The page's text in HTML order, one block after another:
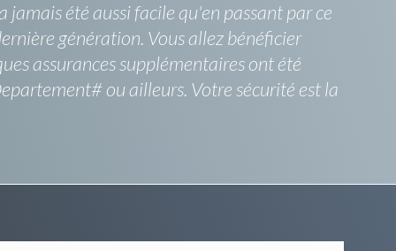
été aussi facile qu'en passant par ce
génération. Vous allez bénéficier
assurances supplémentaires ont été
ou ailleurs. Votre sécurité est la